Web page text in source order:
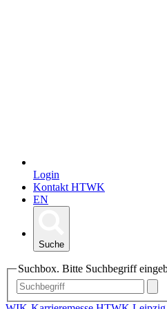
Login
Kontakt HTWK
EN
Suche
Suchbox. Bitte Suchbegriff